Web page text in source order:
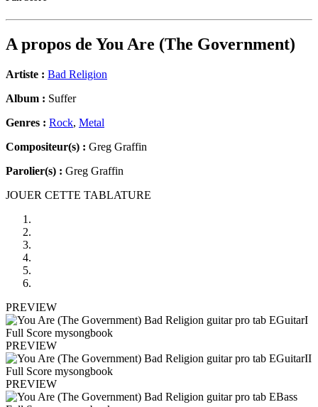
A propos de You Are (The Government)
Artiste : Bad Religion
Album : Suffer
Genres : Rock, Metal
Compositeur(s) : Greg Graffin
Parolier(s) : Greg Graffin
JOUER CETTE TABLATURE
PREVIEW
PREVIEW
PREVIEW